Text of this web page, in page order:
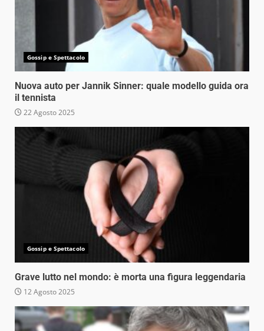
Gossip e Spettacolo
Nuova auto per Jannik Sinner: quale modello guida ora
il tennista
22 Agosto 2025
Gossip e Spettacolo
Grave lutto nel mondo: è morta una figura leggendaria
12 Agosto 2025